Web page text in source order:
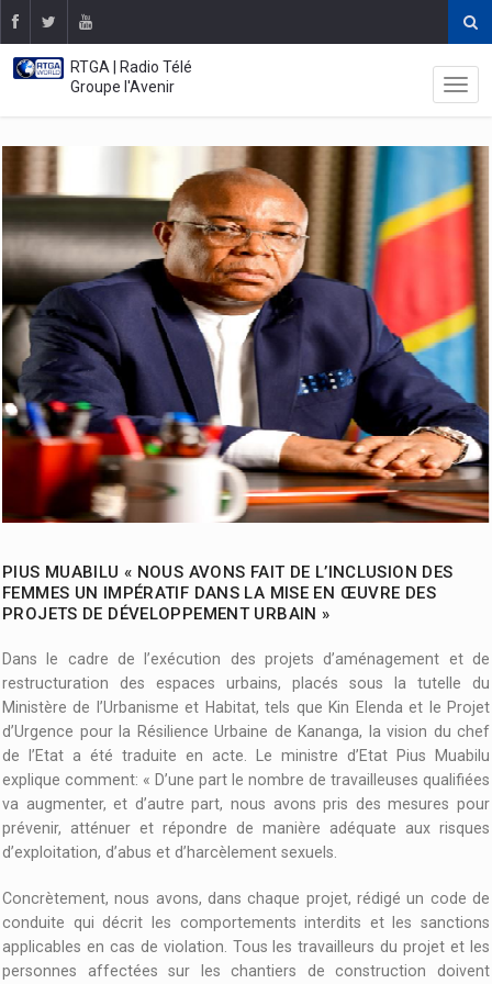
RTGA | Radio Télé
Groupe l'Avenir
PIUS MUABILU « NOUS AVONS FAIT DE L’INCLUSION DES
FEMMES UN IMPÉRATIF DANS LA MISE EN ŒUVRE DES
PROJETS DE DÉVELOPPEMENT URBAIN »
Dans le cadre de l’exécution des projets d’aménagement et de
restructuration des espaces urbains, placés sous la tutelle du
Ministère de l’Urbanisme et Habitat, tels que Kin Elenda et le Projet
d’Urgence pour la Résilience Urbaine de Kananga, la vision du chef
de l’Etat a été traduite en acte. Le ministre d’Etat Pius Muabilu
explique comment: « D’une part le nombre de travailleuses qualifiées
va augmenter, et d’autre part, nous avons pris des mesures pour
prévenir, atténuer et répondre de manière adéquate aux risques
d’exploitation, d’abus et d’harcèlement sexuels.
Concrètement, nous avons, dans chaque projet, rédigé un code de
conduite qui décrit les comportements interdits et les sanctions
applicables en cas de violation. Tous les travailleurs du projet et les
personnes affectées sur les chantiers de construction doivent